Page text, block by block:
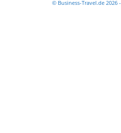
© Business-Travel.de 2026 -